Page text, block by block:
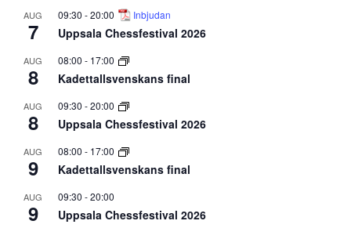
AUG
7
09:30 -20:00 Inbjudan
Uppsala Chessfestival 2026
AUG
8
08:00 - 17:00
Kadettallsvenskans final
AUG
8
09:30 -20:00
Uppsala Chessfestival 2026
AUG
9
08:00 - 17:00
Kadettallsvenskans final
AUG
9
09:30 -20:00
Uppsala Chessfestival 2026